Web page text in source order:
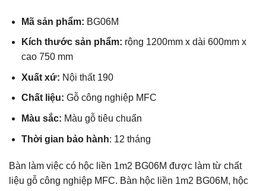
Mã sản phẩm: BG06M
Kích thước sản phẩm: rộng 1200mmx dài 600mm x
cao 750 mm
Xuất xứ: Nội thất 190
Chất liệu: Gỗ công nghiệp MFC
Màu sắc: Màu gỗ tiêu chuẩn
Thời gian bảo hành: 12 tháng
Bàn làm việc có hộc liền 1m2 BG06M được làm từ chất
liệu gỗ công nghiệp MFC. Bàn hộc liền 1m2 BG06M, hộc